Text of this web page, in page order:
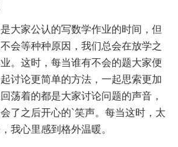
家公认的写数学作业的时间，但
会等种种原因，我们总会在放学之
。这时，每当谁有不会的题大家便
讨论更简单的方法，一起思索更加
荡着的都是大家讨论问题的声音，
了之后开心的`笑声。每当这时，太
我心里感到格外温暖。